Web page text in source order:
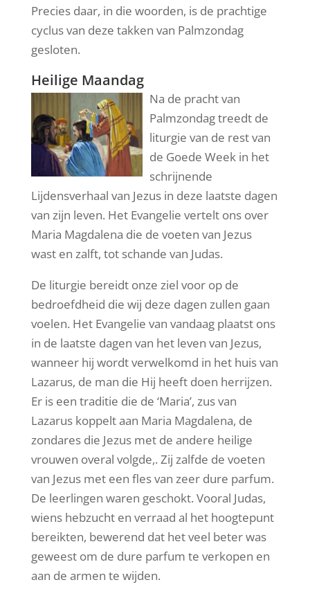
Precies daar, in die woorden, is de prachtige
cyclus van deze takken van Palmzondag
gesloten.
Heilige Maandag
Na de pracht van
Palmzondag treedt de
liturgie van de rest van
de Goede Week in het
schrijnende
Lijdensverhaal van Jezus in deze laatste dagen
van zijn leven. Het Evangelie vertelt ons over
Maria Magdalena die de voeten van Jezus
wast en zalft, tot schande van Judas.
De liturgie bereidt onze ziel voor op de
bedroefdheid die wij deze dagen zullen gaan
voelen. Het Evangelie van vandaag plaatst ons
in de laatste dagen van het leven van Jezus,
wanneer hij wordt verwelkomd in het huis van
Lazarus, de man die Hij heeft doen herrijzen.
Er is een traditie die de ‘Maria’, zus van
Lazarus koppelt aan Maria Magdalena, de
zondares die Jezus met de andere heilige
vrouwen overal volgde,. Zij zalfde de voeten
van Jezus met een fles van zeer dure parfum.
De leerlingen waren geschokt. Vooral Judas,
wiens hebzucht en verraad al het hoogtepunt
bereikten, bewerend dat het veel beter was
geweest om de dure parfum te verkopen en
aan de armen te wijden.